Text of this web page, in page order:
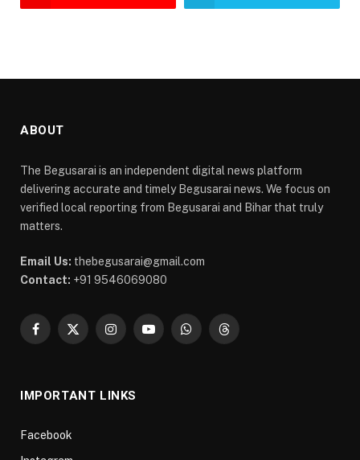
ABOUT
The Begusarai is an independent digital news platform
delivering accurate and timely Begusarai news. We focus on
verified local reporting from Begusarai and Bihar that truly
matters.
Email Us: thebegusarai@gmail.com
Contact: +91 9546069080
Facebook
X
InstagramYouTubeWhatsAppThreads
IMPORTANT LINKS
Facebook